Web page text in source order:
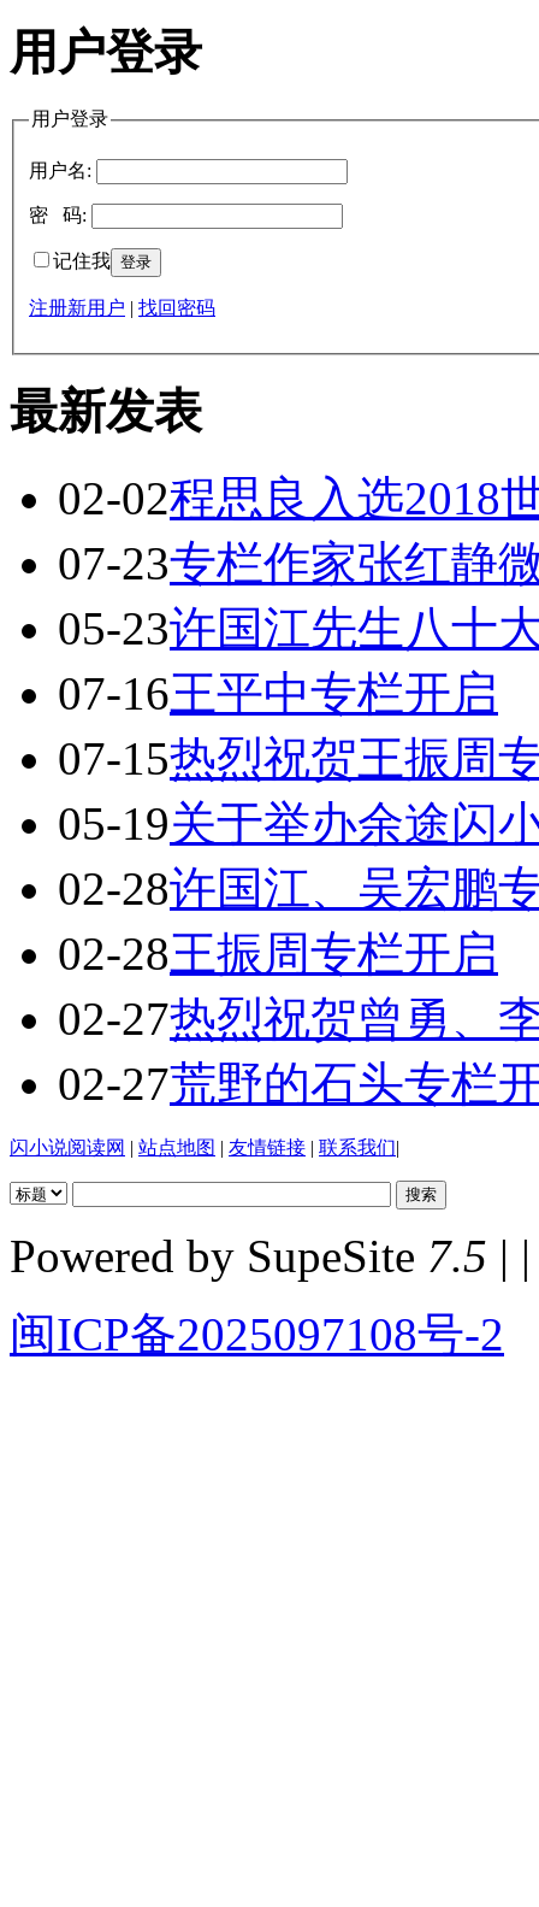
用户登录
用户登录
用户名:
密 码:
记住我
注册新用户 | 找回密码
最新发表
02-02程思良入选2018
07-23专栏作家张红静
05-23许国江先生八十
07-16王平中专栏开启
07-15热烈祝贺王振周
05-19关于举办余途闪
02-28许国江、吴宏鹏
02-28王振周专栏开启
02-27热烈祝贺曾勇、
02-27荒野的石头专栏
闪小说阅读网 | 站点地图 | 友情链接 | 联系我们|
Powered by SupeSite 7.5 | |
闽ICP备2025097108号-2